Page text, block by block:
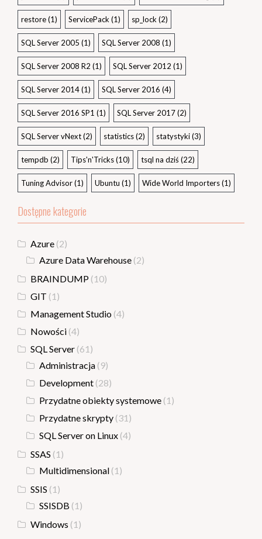
restore(1) ServicePack (1) sp_lock (2)
SQL Server 2005 (1) SQL Server 2008 (1)
SQL Server 2008 R2 (1) SQL Server 2012 (1)
SQL Server 2014(1) SQL Server 2016 (4)
SQL Server 2016 SP1 (1) SQL Server 2017(2)
SQL Server vNext(2) statistics(2) statystyki(3)
tempdb (2) Tips'n'Tricks(10) tsql na dziś (22)
Tuning Advisor(1) Ubuntu (1) Wide World Importers(1)
Dostępne kategorie
Azure (2)
Azure Data Warehouse (2)
BRAINDUMP (10)
GIT (1)
Management Studio (4)
Nowości (4)
SQL Server (61)
Administracja (9)
Development (28)
Przydatne obiekty systemowe (1)
Przydatne skrypty (31)
SQL Server on Linux (4)
SSAS (1)
Multidimensional (1)
SSIS (1)
SSISDB (1)
Windows (1)